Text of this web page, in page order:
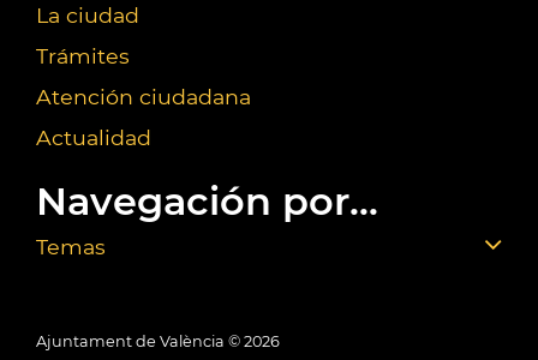
La ciudad
Trámites
Atención ciudadana
Actualidad
Navegación por...
Temas
Ajuntament de València © 2026